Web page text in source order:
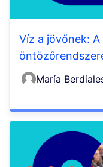
Víz a jövőnek:
María